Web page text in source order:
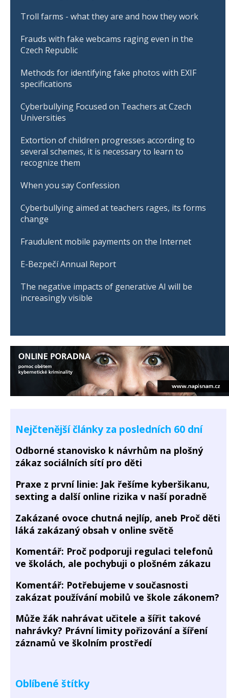
Troll farms - what they are and how they work
Frauds with fake webcams raging even in the
Czech Republic
Methods for identifying fake photos with EXIF
specifications
Cyberbullying Focused on Teachers at Czech
Universities
Extortion of children progresses according to
several schemes, it is necessary to learn to
recognize them
When you say Confession
Cyberbullying aimed at teachers rages, its forms
change
Fraudulent mobile payments on the Internet
E-Bezpečí Annual Report
The negative impacts of generative AI will be
increasingly visible
Nejčtenější články za posledních 60 dní
Odborné stanovisko k návrhům na plošný
zákaz sociálních sítí pro děti
Praxe z první linie: Jak řešíme kyberšikanu,
sexting a další online rizika v naší poradně
Zakázané ovoce chutná nejlíp, aneb Proč děti
láká zakázaný obsah v online světě
Komentář: Proč podporuji regulaci telefonů
ve školách, ale pochybuji o plošném zákazu
Komentář: Potřebujeme v současnosti
zakázat používání mobilů ve škole zákonem?
Může žák nahrávat učitele a šířit takové
nahrávky? Právní limity pořizování a šíření
záznamů ve školním prostředí
Oblíbené štítky